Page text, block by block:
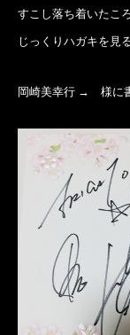
すこし落ち着いたこ
じっくりハガキを見
岡崎美幸行 → 様に